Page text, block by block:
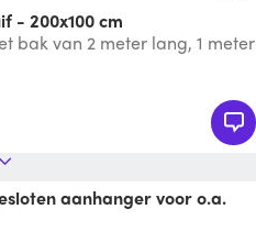
- 200x100 cm
bak van 2 meter lang, 1 meter